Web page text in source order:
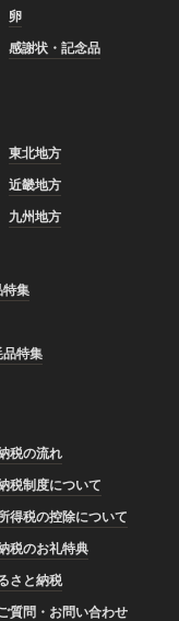
卵
感謝状・記念品
東北地方
近畿地方
九州地方
特集
品特集
税の流れ
税制度について
得税の控除について
税のお礼特典
さと納税
質問・お問い合わせ